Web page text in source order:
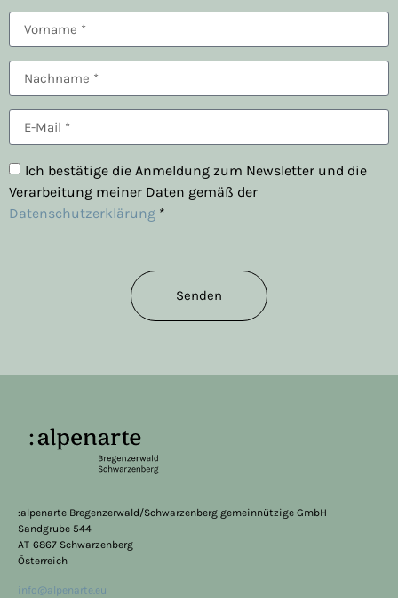
Ich bestätige die Anmeldung zum Newsletter und die
Verarbeitung meiner Daten gemäß der
Datenschutzerklärung *
Senden
:alpenarte Bregenzerwald/Schwarzenberg gemeinnützige GmbH
Sandgrube 544
AT-6867 Schwarzenberg
Österreich
info@alpenarte.eu